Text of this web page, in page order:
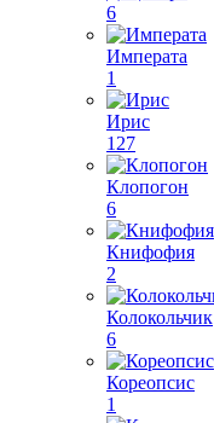
6
Императа
1
Ирис
127
Клопогон
6
Книфофия
2
Колокольчик
6
Кореопсис
1